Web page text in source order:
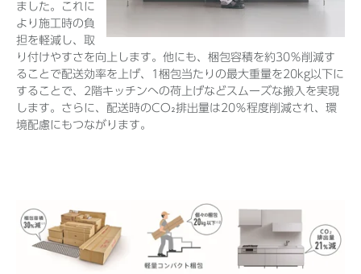
ました。これに
より施工時の負
担を軽減し、取
り付けやすさを向上します。他にも、梱包容積を約30％削減す
ることで配送効率を上げ、1梱包当たりの最大重量を20kg以下に
することで、2階キッチンへの荷上げなどスムーズな搬入を実現
します。さらに、配送時のCO₂排出量は20％程度削減され、環
境配慮にもつながります。